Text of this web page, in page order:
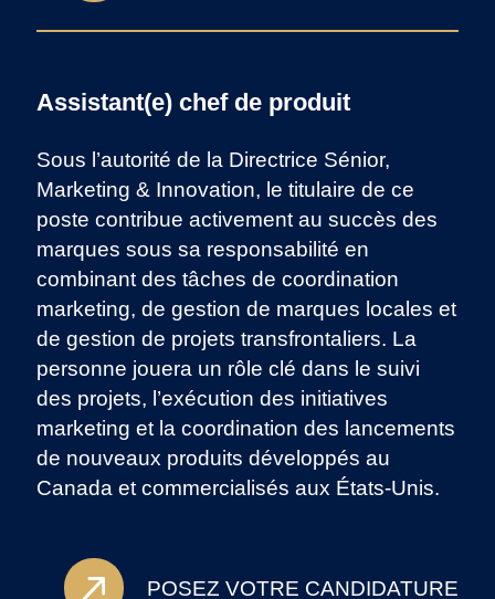
Assistant(e) chef de produit
Sous l’autorité de la Directrice Sénior,
Marketing & Innovation, le titulaire de ce
poste contribue activement au succès des
marques sous sa responsabilité en
combinant des tâches de coordination
marketing, de gestion de marques locales et
de gestion de projets transfrontaliers. La
personne jouera un rôle clé dans le suivi
des projets, l’exécution des initiatives
marketing et la coordination des lancements
de nouveaux produits développés au
Canada et commercialisés aux États-Unis.
POSEZ VOTRE CANDIDATURE